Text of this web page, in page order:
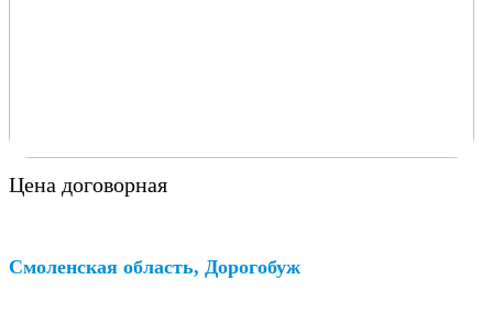
Цена договорная
Смоленская область, Дорогобуж